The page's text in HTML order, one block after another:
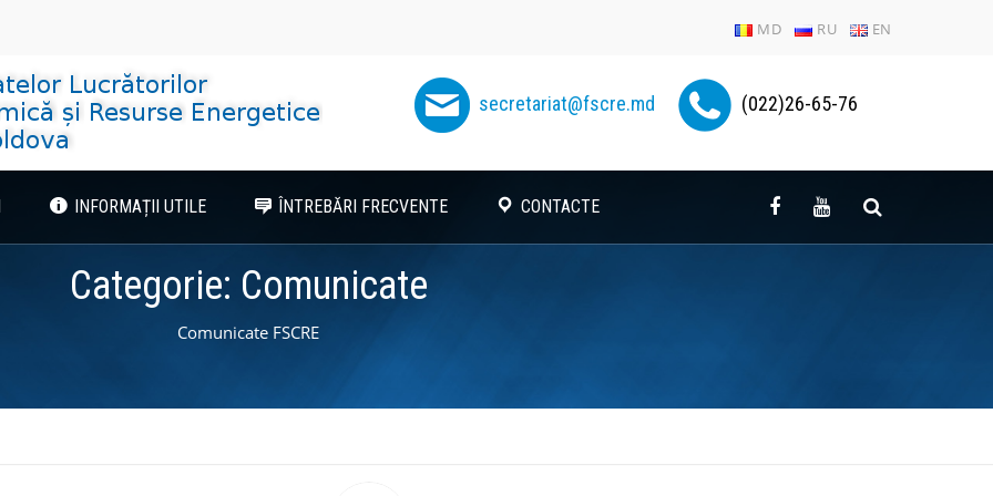
MD RU EN
secretariat@fscre.md (022)26-65-76
INFORMAȚII UTILE ÎNTREBĂRI FRECVENTE CONTACTE
Categorie: Comunicate
Comunicate FSCRE